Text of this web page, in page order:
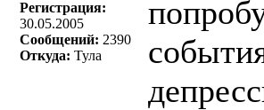
Регистрация:
30.05.2005
Сообщений: 2390
Откуда: Тула